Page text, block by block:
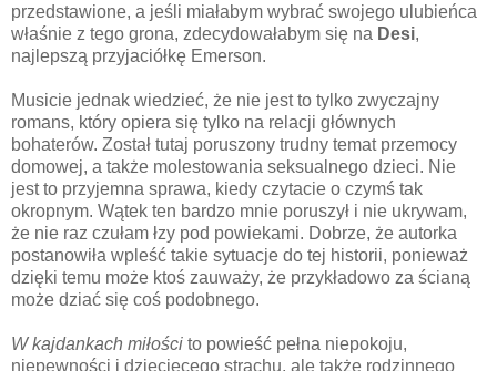
przedstawione, a jeśli miałabym wybrać swojego ulubieńca
właśnie z tego grona, zdecydowałabym się na Desi,
najlepszą przyjaciółkę Emerson.
Musicie jednak wiedzieć, że nie jest to tylko zwyczajny
romans, który opiera się tylko na relacji głównych
bohaterów. Został tutaj poruszony trudny temat przemocy
domowej, a także molestowania seksualnego dzieci. Nie
jest to przyjemna sprawa, kiedy czytacie o czymś tak
okropnym. Wątek ten bardzo mnie poruszył i nie ukrywam,
że nie raz czułam łzy pod powiekami. Dobrze, że autorka
postanowiła wpleść takie sytuacje do tej historii, ponieważ
dzięki temu może ktoś zauważy, że przykładowo za ścianą
może dziać się coś podobnego.
W kajdankach miłości to powieść pełna niepokoju,
niepewności i dziecięcego strachu, ale także rodzinnego